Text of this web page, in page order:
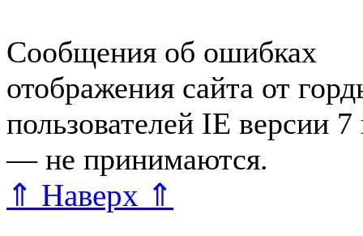
Сообщения об ошибках
отображения сайта от
пользователей IE версии
— не принимаются.
⇑ Наверх ⇑